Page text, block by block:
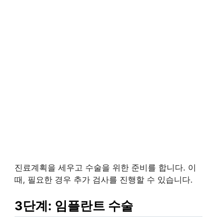
진료계획을 세우고 수술을 위한 준비를 합니다. 이
때, 필요한 경우 추가 검사를 진행할 수 있습니다.
3단계: 임플란트 수술